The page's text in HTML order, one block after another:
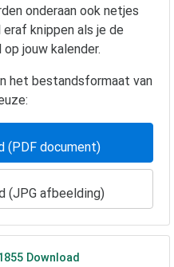
onderaan ook netjes
knippen als je de
jouw kalender.
het bestandsformaat van
(PDF document)
(JPG afbeelding)
Download